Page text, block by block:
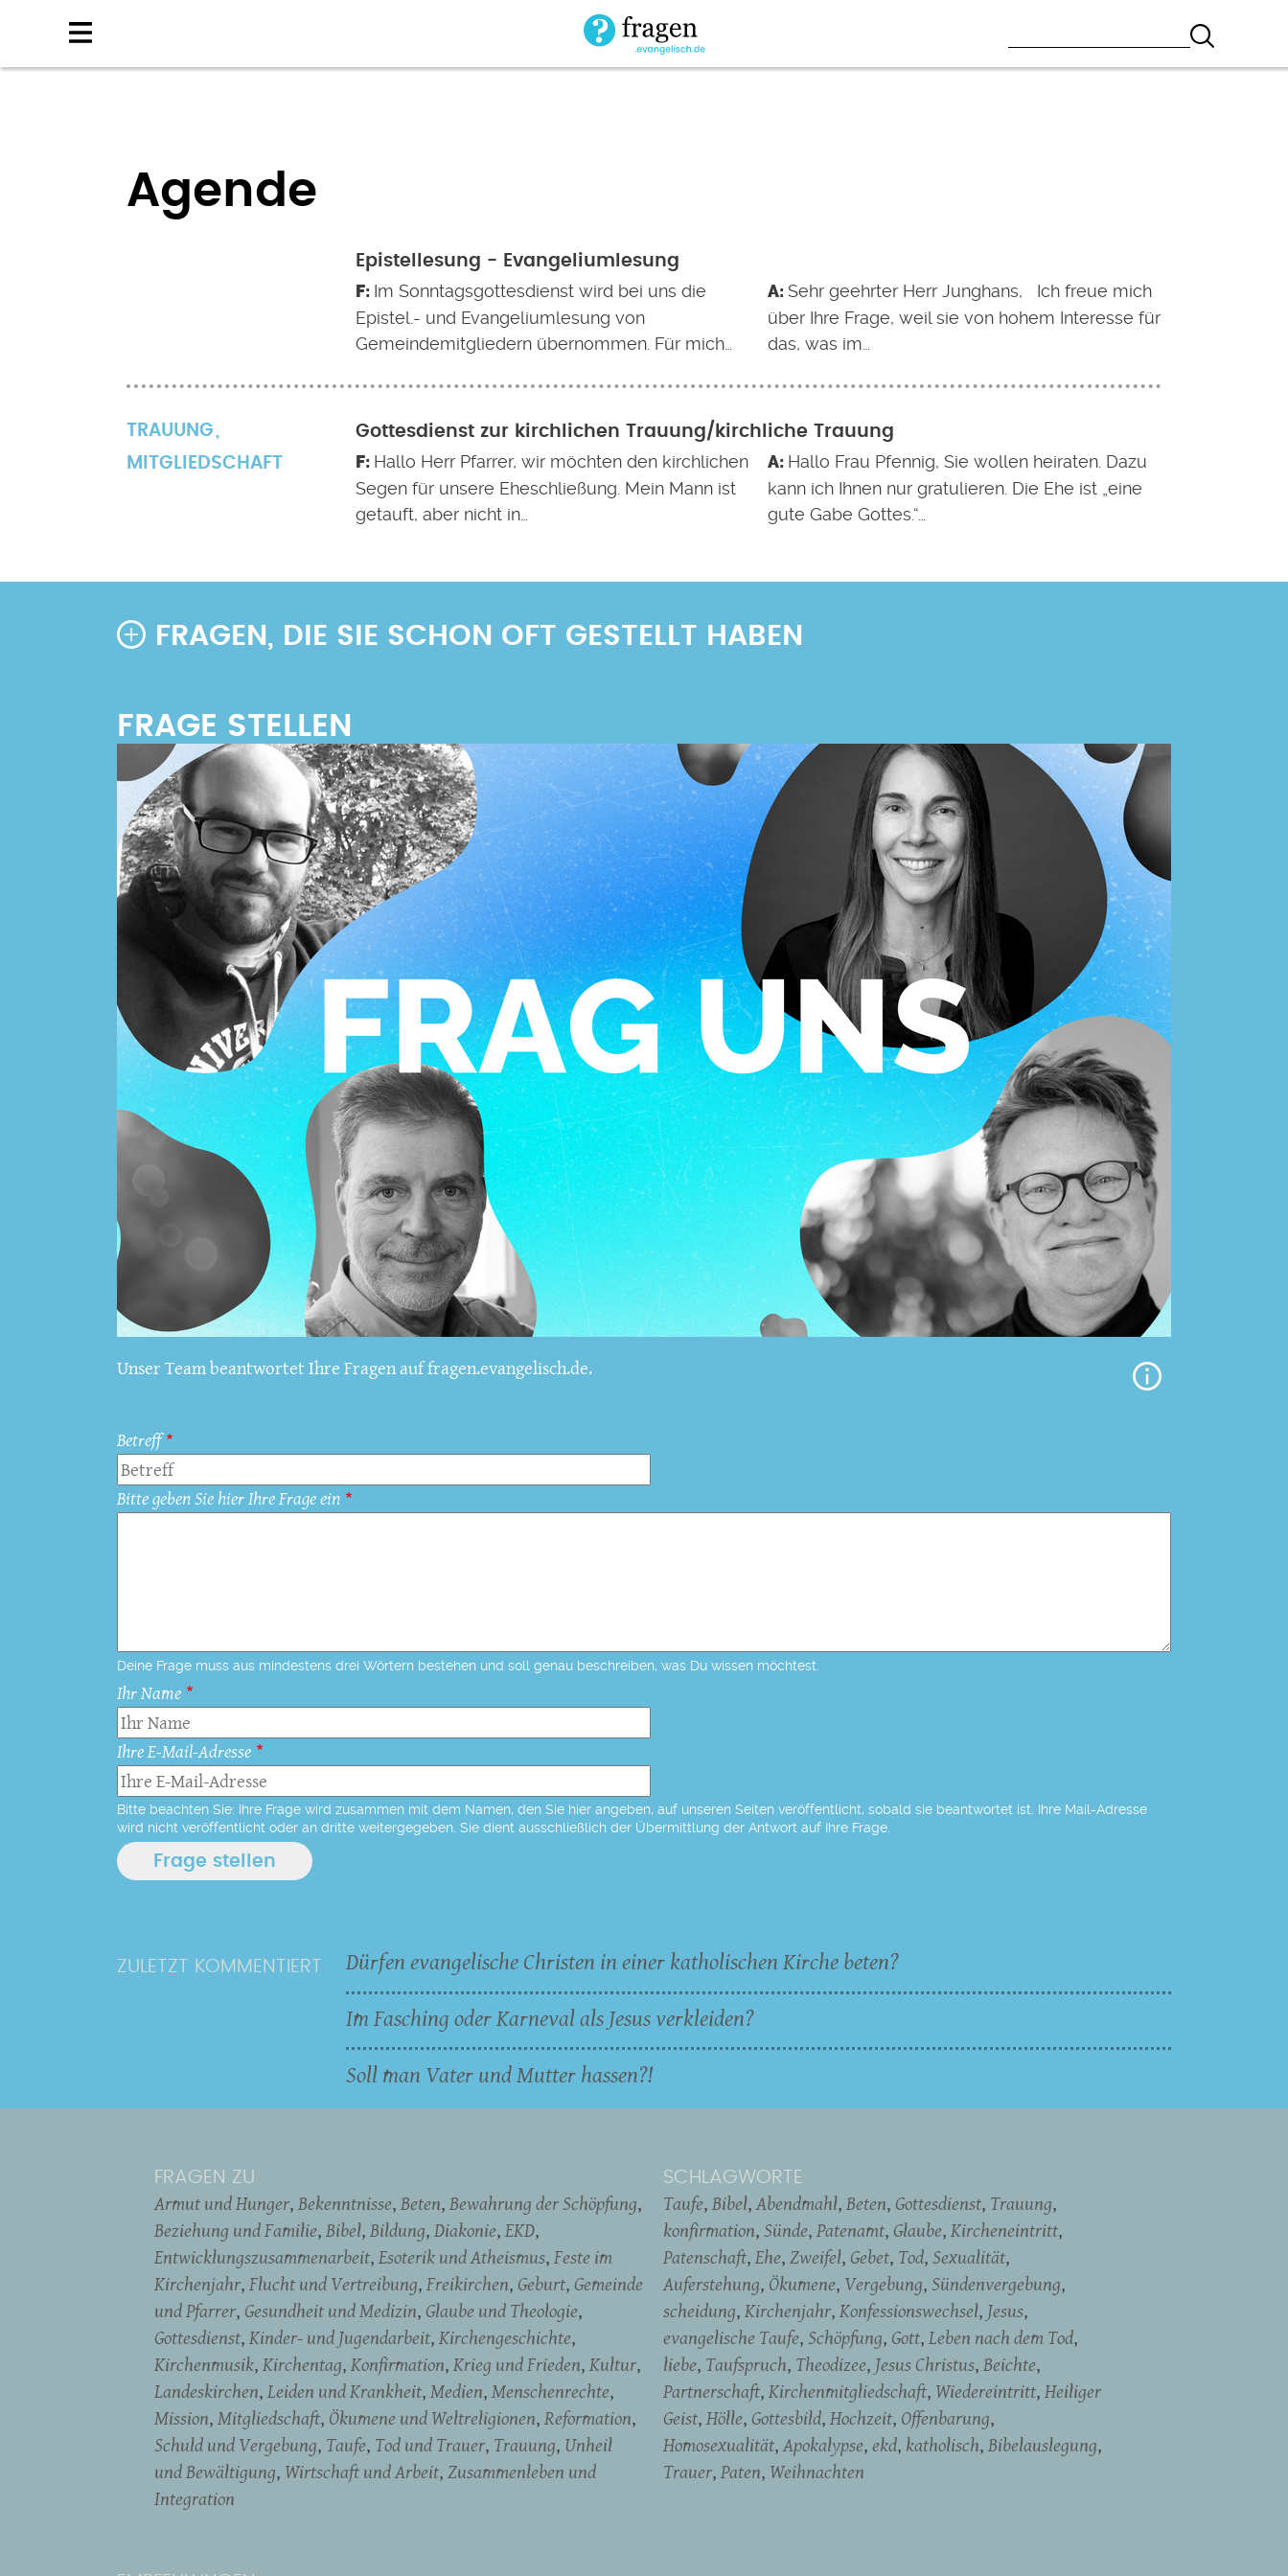
Agende
Epistellesung - Evangeliumlesung
Im Sonntagsgottesdienst wird bei uns die
Epistel.- und Evangeliumlesung von
Gemeindemitgliedern übernommen. Für mich…
Sehr geehrter Herr Junghans, Ich freue mich
über Ihre Frage, weil sie von hohem Interesse für
das, was im…
TRAUUNG
MITGLIEDSCHAFT
Gottesdienst zur kirchlichen Trauung/kirchliche Trauung
Hallo Herr Pfarrer, wir möchten den kirchlichen
Segen für unsere Eheschließung. Mein Mann ist
getauft, aber nicht in…
Hallo Frau Pfennig, Sie wollen heiraten. Dazu
kann ich Ihnen nur gratulieren. Die Ehe ist „eine
gute Gabe Gottes.“…
FRAGEN, DIE SIE SCHON OFT GESTELLT HABEN
Unser Team beantwortet Ihre Fragen auf fragen.evangelisch.de.
Betreff
Bitte geben Sie hier Ihre Frage ein
Deine Frage muss aus mindestens drei Wörtern bestehen und soll genau beschreiben, was Du wissen möchtest.
Ihr Name
Ihre E-Mail-Adresse
Bitte beachten Sie: Ihre Frage wird zusammen mit dem Namen, den Sie hier angeben, auf unseren Seiten veröffentlicht, sobald sie beantwortet ist. Ihre Mail-Adresse
wird nicht veröffentlicht oder an dritte weitergegeben. Sie dient ausschließlich der Übermittlung der Antwort auf Ihre Frage.
ZULETZT KOMMENTIERT
Dürfen evangelische Christen in einer katholischen Kirche beten?
Im Fasching oder Karneval als Jesus verkleiden?
Soll man Vater und Mutter hassen?!
FRAGEN ZU
Armut und Hunger Bekenntnisse Beten Bewahrung der Schöpfung
Beziehung und Familie Bibel Bildung Diakonie EKD
Entwicklungszusammenarbeit Esoterik und Atheismus Feste im
Kirchenjahr Flucht und Vertreibung Freikirchen Geburt Gemeinde
und Pfarrer Gesundheit und Medizin Glaube und Theologie
Gottesdienst Kinder- und Jugendarbeit Kirchengeschichte
Kirchenmusik Kirchentag Konfirmation Krieg und Frieden Kultur
Landeskirchen Leiden und Krankheit Medien Menschenrechte
Mission Mitgliedschaft Ökumene und Weltreligionen Reformation
Schuld und Vergebung Taufe Tod und Trauer Trauung Unheil
und Bewältigung Wirtschaft und Arbeit Zusammenleben und
Integration
SCHLAGWORTE
Taufe Bibel Abendmahl Beten Gottesdienst Trauung
konfirmation Sünde Patenamt Glaube Kircheneintritt
Patenschaft Ehe Zweifel Gebet Tod Sexualität
Auferstehung Ökumene Vergebung Sündenvergebung
scheidung Kirchenjahr Konfessionswechsel Jesus
evangelische Taufe Schöpfung Gott Leben nach dem Tod
liebe Taufspruch Theodizee Jesus Christus Beichte
Partnerschaft Kirchenmitgliedschaft Wiedereintritt Heiliger
Geist Hölle Gottesbild Hochzeit Offenbarung
Homosexualität Apokalypse ekd katholisch Bibelauslegung
Trauer Paten Weihnachten